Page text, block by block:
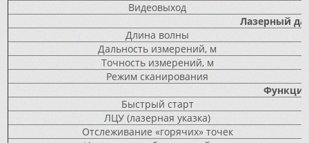
Видеовыход
Лазерный
Длина волны
Дальность измерений, м
Точность измерений, м
Режим сканирования
Быстрый старт
ЛЦУ (лазерная указка)
Отслеживание «горячих» точек